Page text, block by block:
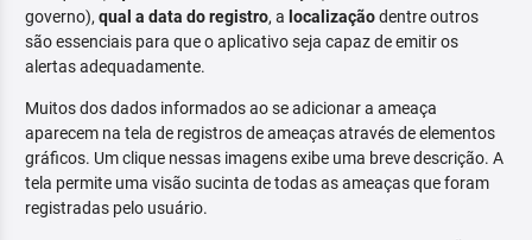
governo), qual a data do registro, a localizaçãodentre outros
são essenciais para que o aplicativo seja capaz de emitir os
alertas adequadamente.
Muitos dos dados informados ao se adicionar a ameaça
aparecem na tela de registros de ameaças através de elementos
gráficos. Um clique nessas imagens exibe uma breve descrição. A
tela permite uma visão sucinta de todas as ameaças que foram
registradas pelo usuário.